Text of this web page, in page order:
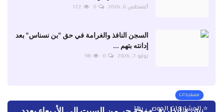
أغسطس 6, 2026
0
172
السجن النافذ والغرامة في حق "بن نسناس" بعد
إدانته بتهم ...
يوليو 7, 2026
0
98
⭐ المشاركات الموصى بها
مستجدات